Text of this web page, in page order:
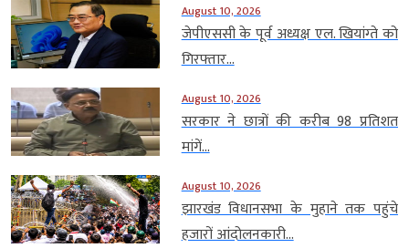
August 10, 2026
जेपीएससी के पूर्व अध्यक्ष एल. खियांग्ते को
गिरफ्तार...
August 10, 2026
सरकार ने छात्रों की करीब 98 प्रतिशत
मांगें...
August 10, 2026
झारखंड विधानसभा के मुहाने तक पहुंचे
हजारों आंदोलनकारी...